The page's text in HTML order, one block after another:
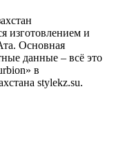
изготовлением и
Основная
данные – всё это
в
stylekz.su.